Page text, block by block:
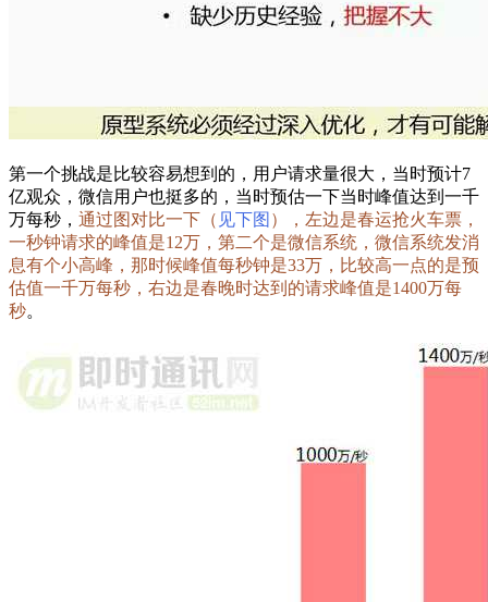
第一个挑战是比较容易想到的，用户请求量很大，当时预计7
亿观众，微信用户也挺多的，当时预估一下当时峰值达到一千
万每秒， 通过图对比一下（ 见下图 ），左边是春运抢火车票，
一秒钟请求的峰值是12万，第二个是微信系统，微信系统发消
息有个小高峰，那时候峰值每秒钟是33万，比较高一点的是预
估值一千万每秒，右边是春晚时达到的请求峰值是1400万每
秒。